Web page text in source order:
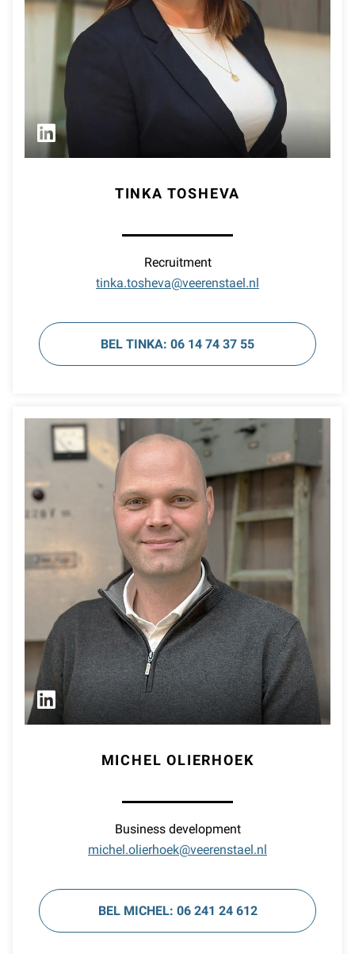
TINKA TOSHEVA
Recruitment
tinka.tosheva@veerenstael.nl
BEL TINKA: 06 14 74 37 55
MICHEL OLIERHOEK
Business development
michel.olierhoek@veerenstael.nl
BEL MICHEL: 06 241 24 612